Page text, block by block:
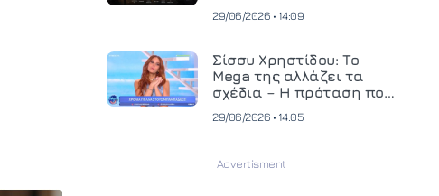
κινηματογραφική
και ανεβάζει τον πήχη
στην παραγωγή
οπτικοακουστικού
περιεχομένου
29/06/2026 • 14:09
Σίσσυ Χρηστίδου: Το
Mega της αλλάζει τα
σχέδια – Η πρόταση που
29/06/2026 • 14:05